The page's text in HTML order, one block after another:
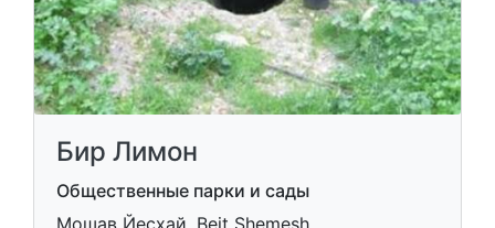
Бир Лимон
Общественные парки и сады
Мошав Йесхай, Beit Shemesh